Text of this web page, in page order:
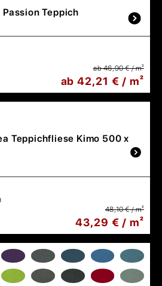
Passion Teppich
ab 46,90 € / m²
ab 42,21 € / m²
Teppichfliese Kimo 500 x
48,10 € / m²
43,29 € / m²